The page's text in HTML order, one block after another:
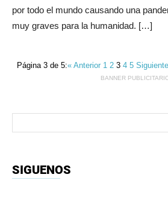
por todo el mundo causando una
muy graves para la humanidad. […]
Página 3 de 5:« Anterior 123 45
BANNER
SIGUENOS